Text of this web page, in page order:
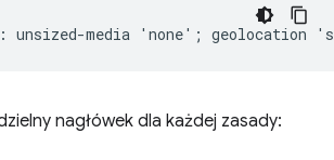
nagłówek dla każdej zasady: